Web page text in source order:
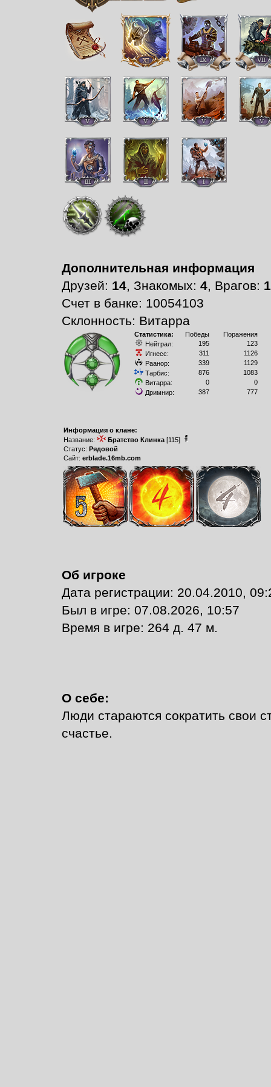
Дополнительная информация
Друзей: 14, Знакомых: 4, Врагов: 1
Счет в банке: 10054103
Склонность: Витарра
Статистика: Победы
Поражения
Нейтрал:
195
123
Игнесс:
311
1126
Раанор:
339
1129
Тарбис:
876
1083
Витарра:
0
0
Дримнир:
387 777
Информация о клане:
Название:
Братство Клинка[115]
Статус: Рядовой
Сайт: erblade.16mb.com
Об игроке
Дата регистрации: 20.04.2010,
Был в игре: 07.08.2026, 10:57
Время в игре: 264 д. 47 м.
О себе:
Люди стараются сократить свои
счастье.